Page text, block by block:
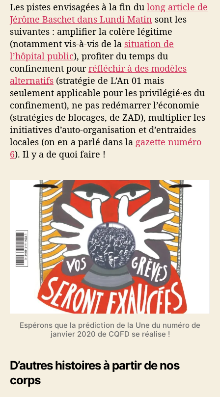
Les pistes envisagées à la fin du long article de
Jérôme Baschet dans Lundi Matin sont les
suivantes : amplifier la colère légitime
(notamment vis-à-vis de la situation de
l’hôpital public), profiter du temps du
confinement pourréfléchir à des modèles
alternatifs (stratégie de L’An 01 mais
seulement applicable pour les privilégié·es du
confinement), ne pas redémarrer l’économie
(stratégies de blocages, de ZAD), multiplier les
initiatives d’auto-organisation et d’entraides
locales (on en a parlé dans la gazette numéro
6). Il y a de quoi faire !
Espérons que la prédiction de la Une du numéro de
janvier 2020 de CQFD se réalise !
D’autres histoires à partir de nos
corps